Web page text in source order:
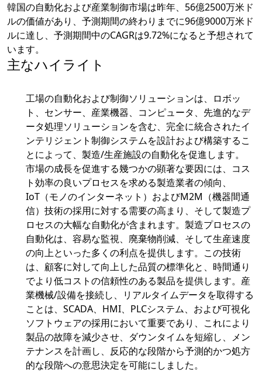
韓国の自動化および産業制御市場は昨年、56億2500万米ド
ルの価値があり、予測期間の終わりまでに96億9000万米ド
ルに達し、予測期間中のCAGRは9.72%になると予想されて
います。
主なハイライト
工場の自動化および制御ソリューションは、ロボッ
ト、センサー、産業機器、コンピュータ、先進的なデ
ータ処理ソリューションを含む、完全に統合されたイ
ンテリジェント制御システムを設計および構築するこ
とによって、製造/生産施設の自動化を促進します。
市場の成長を促進する幾つかの顕著な要因には、コス
ト効率の良いプロセスを求める製造業者の傾向、
IoT（モノのインターネット）およびM2M（機器間通
信）技術の採用に対する需要の高まり、そして製造プ
ロセスの大幅な自動化が含まれます。製造プロセスの
自動化は、容易な監視、廃棄物削減、そして生産速度
の向上といった多くの利点を提供します。この技術
は、顧客に対して向上した品質の標準化と、時間通り
でより低コストの信頼性のある製品を提供します。産
業機械/設備を接続し、リアルタイムデータを取得する
ことは、SCADA、HMI、PLCシステム、および可視化
ソフトウェアの採用において重要であり、これにより
製品の故障を減少させ、ダウンタイムを短縮し、メン
テナンスを計画し、反応的な段階から予測的かつ処方
的な段階への意思決定を可能にしました。